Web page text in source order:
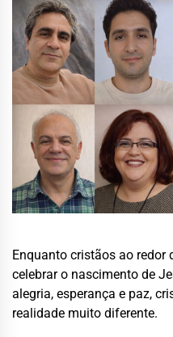
Enquanto cristãos ao redor
celebrar o nascimento de
alegria, esperança e paz,
realidade muito diferente.